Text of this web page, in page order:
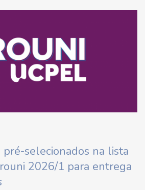
pré-selecionados na lista
2026/1 para entrega